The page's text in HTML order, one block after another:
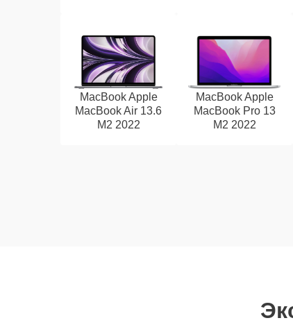
MacBook Apple
MacBook Air 13.6
M2 2022
MacBook Apple
MacBook Pro 13
M2 2022